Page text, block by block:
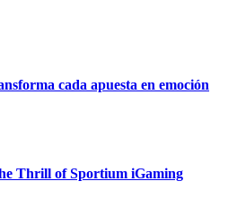
cada apuesta en emoción
Thrill of Sportium iGaming